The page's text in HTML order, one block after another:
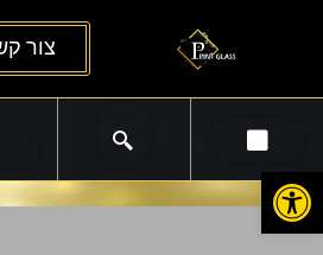
צור
פתח סרגל נגישות